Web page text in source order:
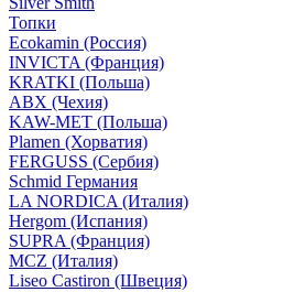
Топки
Ecokamin (Россия)
INVICTA (Франция)
KRATKI (Польша)
ABX (Чехия)
KAW-MET (Польша)
Plamen (Хорватия)
FERGUSS (Сербия)
Schmid Германия
LA NORDICA (Италия)
Hergom (Испания)
SUPRA (Франция)
MCZ (Италия)
Liseo Castiron (Швеция)